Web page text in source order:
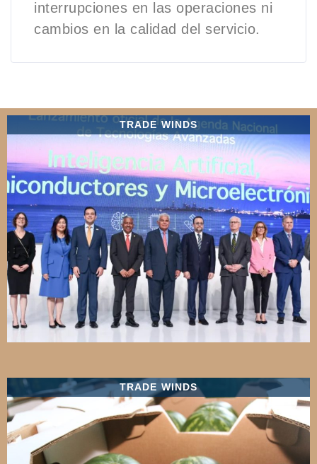
interrupciones en las operaciones ni
cambios en la calidad del servicio.
TRADE WINDS
TRADE WINDS